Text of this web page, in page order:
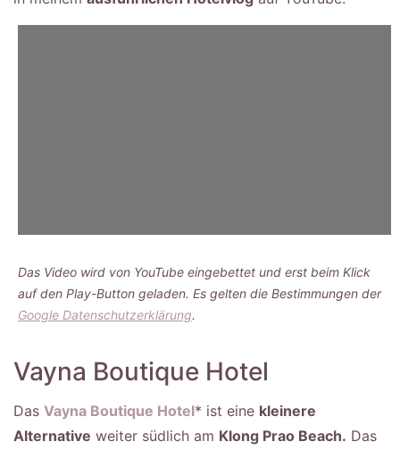
Das Video wird von YouTube eingebettet und erst beim Klick
auf den Play-Button geladen. Es gelten die Bestimmungen der
Google Datenschutzerklärung.
Vayna Boutique Hotel
Das Vayna Boutique Hotel* ist eine kleinere
Alternative weiter südlich am Klong Prao Beach. Das